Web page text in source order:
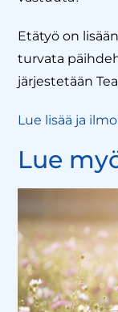
Etätyö on
turvata
järjestetään
Lue lisää ja
Lue